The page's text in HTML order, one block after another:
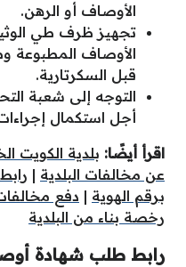
الأوصاف أو الرهن.
تجهيز ظرف طي
الأوصاف المطبوعة
قبل السكرتارية.
التوجه إلى شعبة
أجل استكمال
اقرأ أيضًا: بلدية الكويت
عن مخالفات البلدية |
برقم الهوية | دفع
رخصة بناء من البلدية
رابط طلب شهادة